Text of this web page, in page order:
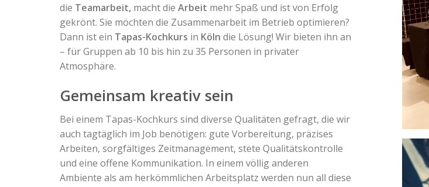
die Teamarbeit, macht die Arbeit mehr Spaß und ist von Erfolg
gekrönt. Sie möchten die Zusammenarbeit im Betrieb optimieren?
Dann ist ein Tapas-Kochkurs in Köln die Lösung! Wir bieten ihn an
– für Gruppen ab 10 bis hin zu 35 Personen in privater
Atmosphäre.
Gemeinsam kreativ sein
Bei einem Tapas-Kochkurs sind diverse Qualitäten gefragt, die wir
auch tagtäglich im Job benötigen: gute Vorbereitung, präzises
Arbeiten, sorgfältiges Zeitmanagement, stete Qualitätskontrolle
und eine offene Kommunikation. In einem völlig anderen
Ambiente als am herkömmlichen Arbeitsplatz werden nun all diese